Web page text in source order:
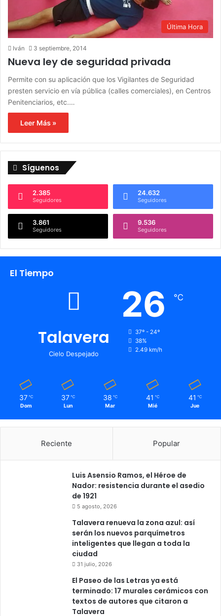
Última Hora
Iván 3 septiembre, 2014
Nueva ley de seguridad privada
Permite con su aplicación que los Vigilantes de Seguridad
presten servicio en vía pública (calles comerciales), en Centros
Penitenciarios, etc.…
Leer Más »
Síguenos
2.385
Seguidores
24.632
Seguidores
3.861
Seguidores
9.536
Seguidores
El Tiempo
Talavera
Cielo Despejado
26 ℃
37º - 24º
38%
2.49 km/h
37 ℃
Dom
37 ℃
Lun
38 ℃
Mar
41 ℃
Mié
41 ℃
Jue
Reciente Popular
Luis Asensio Ramos, el Héroe de
Nador: resistencia durante el asedio
de 1921
5 agosto, 2026
Talavera renueva la zona azul: así
serán los nuevos parquímetros
inteligentes que llegan a toda la
ciudad
31 julio, 2026
El Paseo de las Letras ya está
terminado: 17 murales cerámicos con
textos de autores que citaron a
Talavera